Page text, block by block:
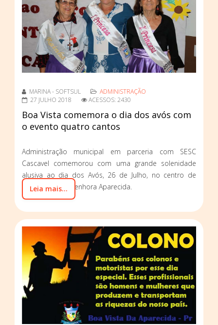
MARINA - SOFTSUL
ADMINISTRAÇÃO
27 JULHO 2018
ACESSOS: 2430
Boa Vista comemora o dia dos avós com
o evento quatro cantos
Administração municipal em parceria com SESC
Cascavel comemorou com uma grande solenidade
alusiva ao dia dos Avós, 26 de Julho, no centro de
eventos Nossa Senhora Aparecida.
Leia mais...